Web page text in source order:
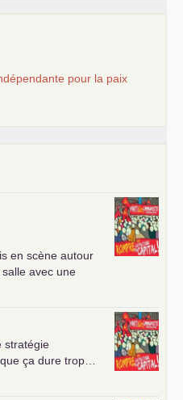
pour la paix
en scène autour
salle avec une
stratégie
ça dure trop…